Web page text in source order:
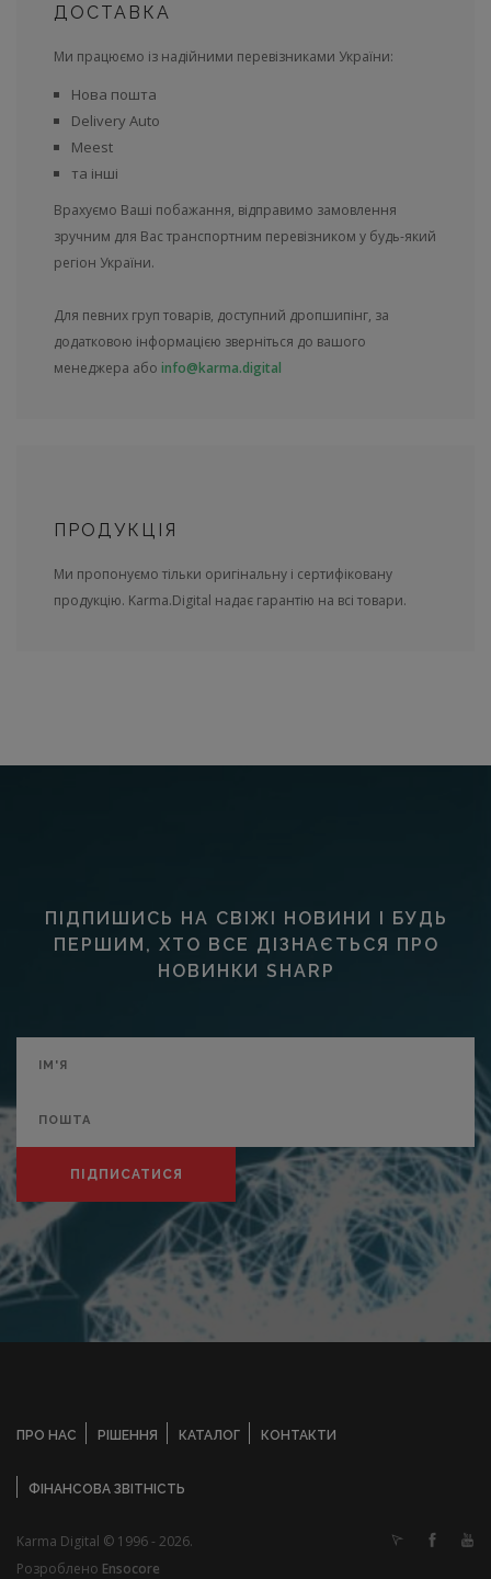
ДОСТАВКА
Ми працюємо із надійними перевізниками України:
Нова пошта
Delivery Auto
Meest
та інші
Врахуємо Ваші побажання, відправимо замовлення
зручним для Вас транспортним перевізником у будь-який
регіон України.
Для певних груп товарів, доступний дропшипінг, за
додатковою інформацією зверніться до вашого
менеджера або info@karma.digital
ПРОДУКЦІЯ
Ми пропонуємо тільки оригінальну і сертифіковану
продукцію. Karma.Digital надає гарантію на всі товари.
ПІДПИШИСЬ НА СВІЖІ НОВИНИ І БУДЬ
ПЕРШИМ, ХТО ВСЕ ДІЗНАЄТЬСЯ ПРО
НОВИНКИ SHARP
ПІДПИСАТИСЯ
ПРО НАС РІШЕННЯ КАТАЛОГ КОНТАКТИ
ФІНАНСОВА ЗВІТНІСТЬ
Karma Digital © 1996 - 2026.
Розроблено Ensocore